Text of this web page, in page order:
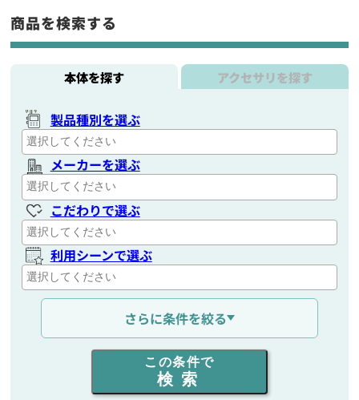
商品を検索する
本体を探す アクセサリを探す
製品種別を選ぶ
メーカーを選ぶ
こだわりで選ぶ
利用シーンで選ぶ
通信距離を選ぶ
出力を選ぶ
同時通話人数を選ぶ
さらに条件を絞る
この条件で
検索